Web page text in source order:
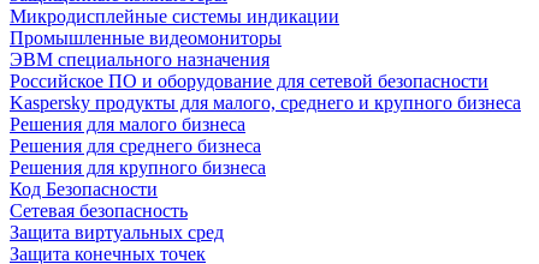
Микродисплейные системы индикации
Промышленные видеомониторы
ЭВМ специального назначения
Российское ПО и оборудование для сетевой безопасности
Kaspersky продукты для малого, среднего и крупного бизнеса
Решения для малого бизнеса
Решения для среднего бизнеса
Решения для крупного бизнеса
Код Безопасности
Сетевая безопасность
Защита виртуальных сред
Защита конечных точек